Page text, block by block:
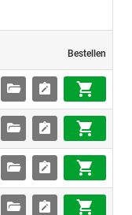
Bestellen